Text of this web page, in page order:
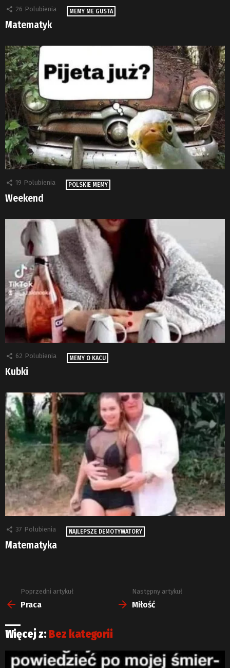
26 Polubienia MEMY ME GUSTA
Matematyk
19 Polubienia POLSKIE MEMY
Weekend
62 Polubienia MEMY O KACU
Kubki
37 Polubienia NAJLEPSZE DEMOTYWATORY
Matematyka
Zobacz
więcej
Poprzedni artykuł
Praca
Następny artykuł
Miłość
Więcej z: Bez kategorii